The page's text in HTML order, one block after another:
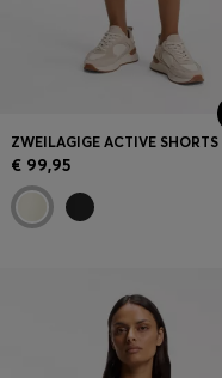
€ 99,95